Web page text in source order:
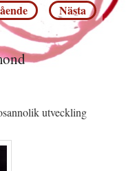
Nästa
utveckling